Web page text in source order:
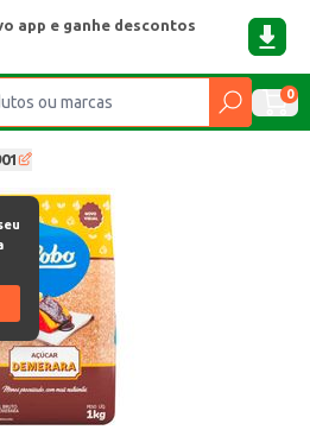
app e ganhe descontos
0